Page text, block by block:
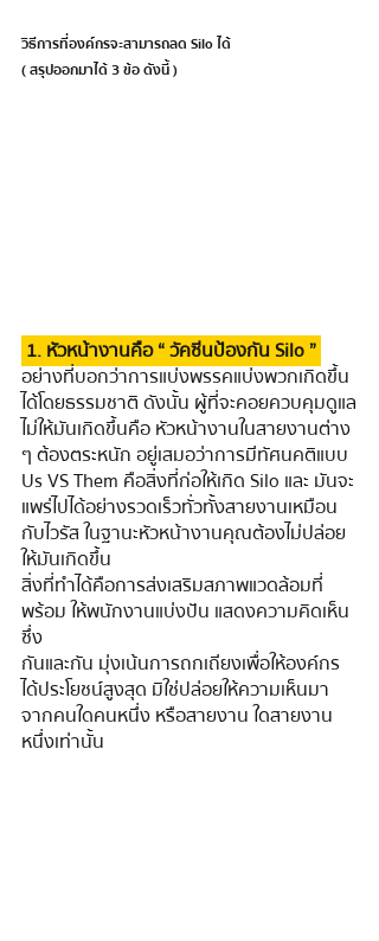
วิธีการที่องค์กรจะสามารถลด Silo ได้
( สรุปออกมาได้ 3 ข้อ ดังนี้ )
1. หัวหน้างานคือ “ วัคซีนป้องกัน Silo ”
อย่างที่บอกว่าการแบ่งพรรคแบ่งพวกเกิดขึ้น
ได้โดยธรรมชาติ ดังนั้น ผู้ที่จะคอยควบคุมดูแล
ไม่ให้มันเกิดขึ้นคือ หัวหน้างานในสายงานต่าง
ๆ ต้องตระหนัก อยู่เสมอว่าการมีทัศนคติแบบ
Us VS Them คือสิ่งที่ก่อให้เกิด Silo และ มันจะ
แพร่ไปได้อย่างรวดเร็วทั่วทั้งสายงานเหมือน
กับไวรัส ในฐานะหัวหน้างานคุณต้องไม่ปล่อย
ให้มันเกิดขึ้น
สิ่งที่ทําได้คือการส่งเสริมสภาพแวดล้อมที่
พร้อม ให้พนักงานแบ่งปัน แสดงความคิดเห็น
ซึ่ง
กันและกัน มุ่งเน้นการถกเถียงเพื่อให้องค์กร
ได้ประโยชน์สูงสุด มิใช่ปล่อยให้ความเห็นมา
จากคนใดคนหนึ่ง หรือสายงาน ใดสายงาน
หนึ่งเท่านั้น